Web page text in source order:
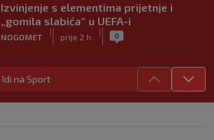
Izvinjenje s elementima prijetnje i
„gomila slabića“ u UEFA-i
NOGOMET
|
prije 2 h
| 0
Ako ste na moru, mogli biste sresti
Rogera Federera
|
Idi na Sport